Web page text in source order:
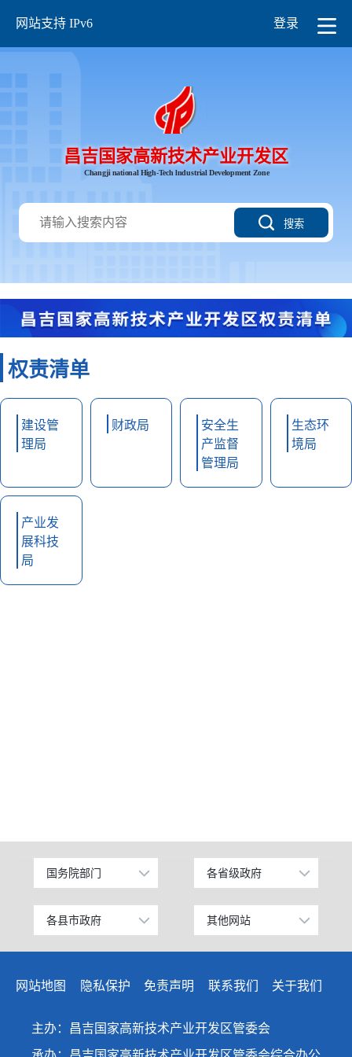
网站支持 IPv6 登录
昌吉国家高新技术产业开发区
Changji national High-Tech lndustrial Development Zone
搜索
权责清单
建设管
理局
财政局
安全生
产监督
管理局
生态环
境局
产业发
展科技
局
国务院部门
公安部
工业和信息化部
国防部
各省级政府
北京
上海
山东
各县市政府
昌吉市
玛纳斯县
呼图壁县
吉木萨尔县
其他网站
中国昌吉网
网上信访大厅
人民网
新华网
网站地图 隐私保护 免责声明 联系我们 关于我们
主办：昌吉国家高新技术产业开发区管委会